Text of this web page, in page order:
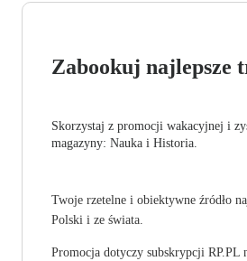
Zabookuj najlepsze
Skorzystaj z promocji wakacyjnej i
magazyny: Nauka i Historia.
Twoje rzetelne i obiektywne źródło
Polski i ze świata.
Promocja dotyczy subskrypcji RP.PL